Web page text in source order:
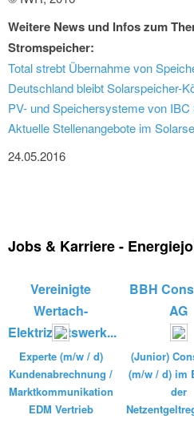
Weitere News und Infos zum
Stromspeicher:
Total strebt Übernahme von
Deutschland bleibt Solarspeicher-
PV- und Speichersysteme von IBC
Aktuelle Stellenangebote im
24.05.2016
Jobs & Karriere -
Vereinigte
Wertach-
Elektrizitätswerk...
Experte (m/w / d)
Kundenabrechnung /
Marktkommunikation
EDM Vertrieb
BBH
AG
(Junior)
(m/w / d) im
der